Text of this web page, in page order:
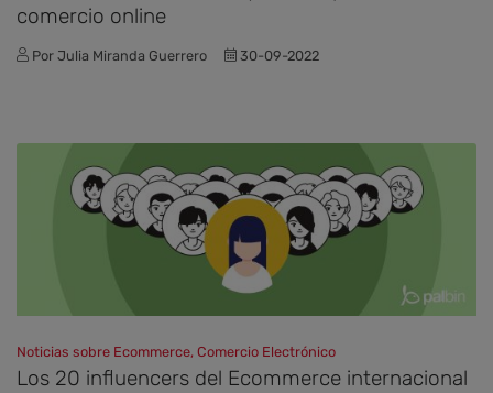
comercio online
Por Julia Miranda Guerrero 30-09-2022
Noticias sobre Ecommerce, Comercio Electrónico
Los 20 influencers del Ecommerce internacional